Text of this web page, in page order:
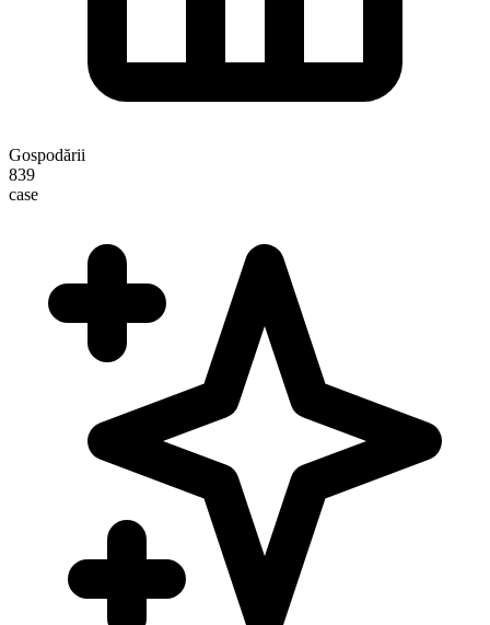
Gospodării
839
case